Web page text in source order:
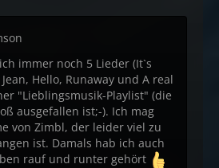
immer noch 5 Lieder (It`s
Hello, Runaway und A real
"Lieblingsmusik-Playlist" (die
ausgefallen ist;-). Ich mag
von Zimbl, der leider viel zu
ist. Damals hab ich auch
rauf und runter gehört